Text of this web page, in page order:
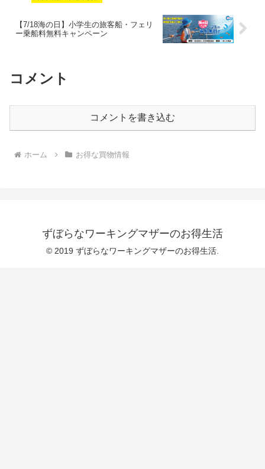
【7/18海の日】小学生の旅客船・フェリ
ー乗船料無料キャンペーン
コメント
コメントを書き込む
ホーム お得な買物情報
ずぼらなワーキングマザーのお得生活
© 2019 ずぼらなワーキングマザーのお得生活.